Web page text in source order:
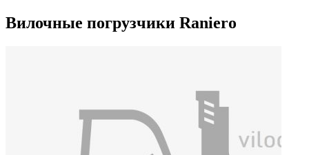
Вилочные погрузчики Raniero